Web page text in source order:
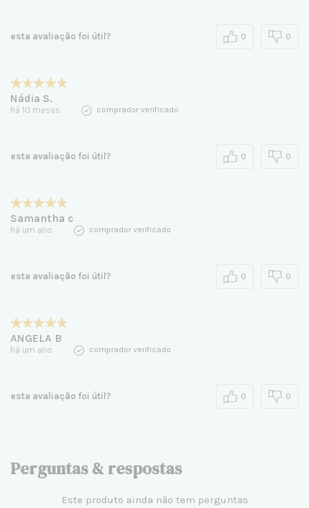
esta avaliação foi útil? 0 0
Nádia S.
há 10 meses comprador verificado
esta avaliação foi útil? 0 0
Samantha c
há um ano comprador verificado
esta avaliação foi útil? 0 0
ANGELA B
há um ano comprador verificado
esta avaliação foi útil? 0 0
Perguntas & respostas
Este produto ainda não tem perguntas